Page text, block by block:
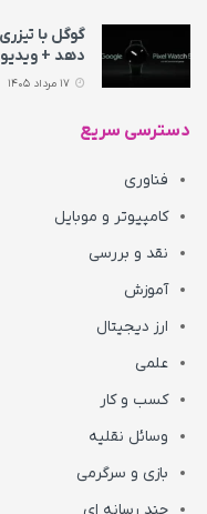
دهد + ویدیو
دسترسی سریع
فناوری
کامپیوتر و موبایل
نقد و بررسی
آموزش
ارز دیجیتال
علمی
کسب و کار
وسائل نقلیه
بازی و سرگرمی